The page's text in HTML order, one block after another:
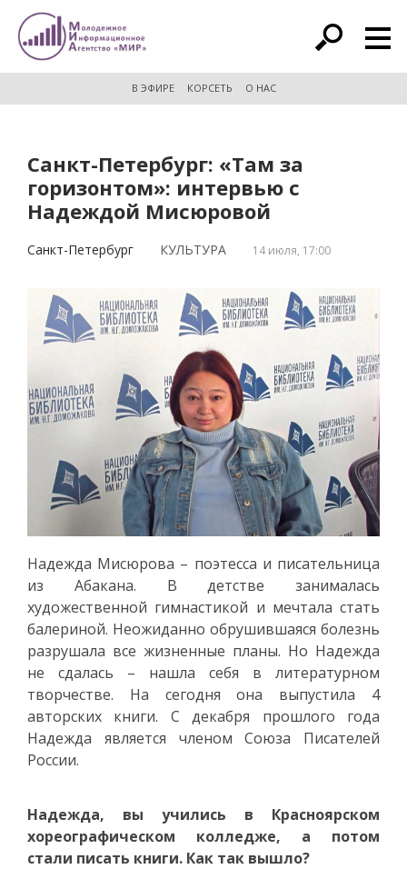
расширенный поиск
В ЭФИРЕ КОРСЕТЬ О НАС
Санкт-Петербург: «Там за
горизонтом»: интервью с
Надеждой Мисюровой
Санкт-Петербург КУЛЬТУРА 14 июля, 17:00
Надежда Мисюрова – поэтесса и писательница
из Абакана. В детстве занималась
художественной гимнастикой и мечтала стать
балериной. Неожиданно обрушившаяся болезнь
разрушала все жизненные планы. Но Надежда
не сдалась – нашла себя в литературном
творчестве. На сегодня она выпустила 4
авторских книги. С декабря прошлого года
Надежда является членом Союза Писателей
России.
Надежда, вы учились в Красноярском
хореографическом колледже, а потом
стали писать книги. Как так вышло?